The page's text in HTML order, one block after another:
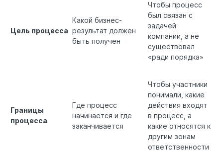
Цель процесса
Какой бизнес-
результат должен
быть получен
Чтобы процесс
был связан с
задачей
компании, а не
существовал
«ради порядка»
Границы
процесса
Где процесс
начинается и где
заканчивается
Чтобы участники
понимали, какие
действия входят
в процесс, а
какие относятся к
другим зонам
ответственности